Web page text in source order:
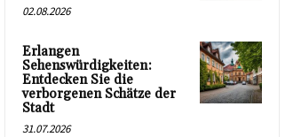
02.08.2026
Erlangen
Sehenswürdigkeiten:
Entdecken Sie die
verborgenen Schätze der
Stadt
31.07.2026